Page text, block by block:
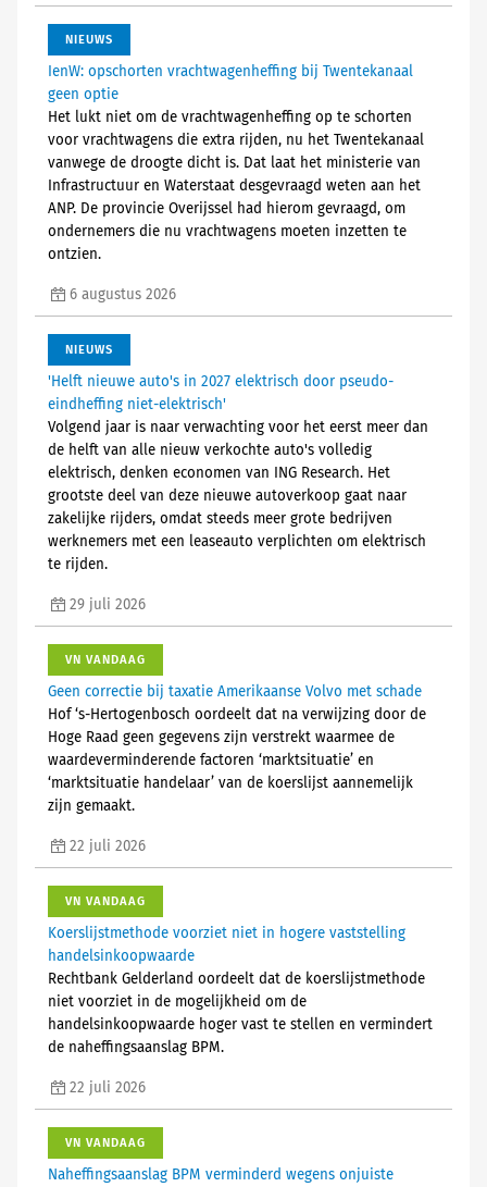
NIEUWS
IenW: opschorten vrachtwagenheffing bij Twentekanaal
geen optie
Het lukt niet om de vrachtwagenheffing op te schorten
voor vrachtwagens die extra rijden, nu het Twentekanaal
vanwege de droogte dicht is. Dat laat het ministerie van
Infrastructuur en Waterstaat desgevraagd weten aan het
ANP. De provincie Overijssel had hierom gevraagd, om
ondernemers die nu vrachtwagens moeten inzetten te
ontzien.
6 augustus 2026
NIEUWS
'Helft nieuwe auto's in 2027 elektrisch door pseudo-
eindheffing niet-elektrisch'
Volgend jaar is naar verwachting voor het eerst meer dan
de helft van alle nieuw verkochte auto's volledig
elektrisch, denken economen van ING Research. Het
grootste deel van deze nieuwe autoverkoop gaat naar
zakelijke rijders, omdat steeds meer grote bedrijven
werknemers met een leaseauto verplichten om elektrisch
te rijden.
29 juli 2026
VN VANDAAG
Geen correctie bij taxatie Amerikaanse Volvo met schade
Hof ‘s-Hertogenbosch oordeelt dat na verwijzing door de
Hoge Raad geen gegevens zijn verstrekt waarmee de
waardeverminderende factoren ‘marktsituatie’ en
‘marktsituatie handelaar’ van de koerslijst aannemelijk
zijn gemaakt.
22 juli 2026
VN VANDAAG
Koerslijstmethode voorziet niet in hogere vaststelling
handelsinkoopwaarde
Rechtbank Gelderland oordeelt dat de koerslijstmethode
niet voorziet in de mogelijkheid om de
handelsinkoopwaarde hoger vast te stellen en vermindert
de naheffingsaanslag BPM.
22 juli 2026
VN VANDAAG
Naheffingsaanslag BPM verminderd wegens onjuiste